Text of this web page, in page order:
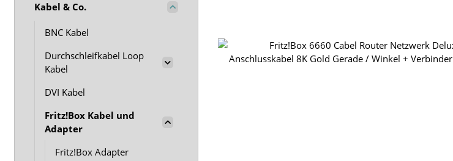
Kabel & Co.
BNC Kabel
Durchschleifkabel Loop
Kabel
DVI Kabel
Fritz!Box Kabel und
Adapter
Fritz!Box Adapter